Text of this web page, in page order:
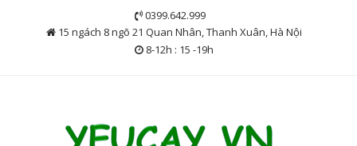
0399.642.999
15 ngách 8 ngõ 21 Quan Nhân, Thanh Xuân, Hà Nội
8-12h : 15 -19h